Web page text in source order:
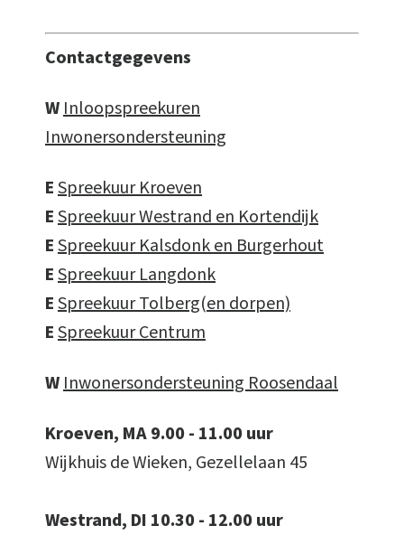
Contactgegevens
WInloopspreekuren
Inwonersondersteuning
ESpreekuur Kroeven
ESpreekuur Westrand en Kortendijk
ESpreekuur Kalsdonk en Burgerhout
ESpreekuur Langdonk
ESpreekuur Tolberg(en dorpen)
ESpreekuur Centrum
WInwonersondersteuning Roosendaal
Kroeven, MA 9.00 - 11.00 uur
Wijkhuis de Wieken, Gezellelaan 45
Westrand, DI 10.30 - 12.00 uur